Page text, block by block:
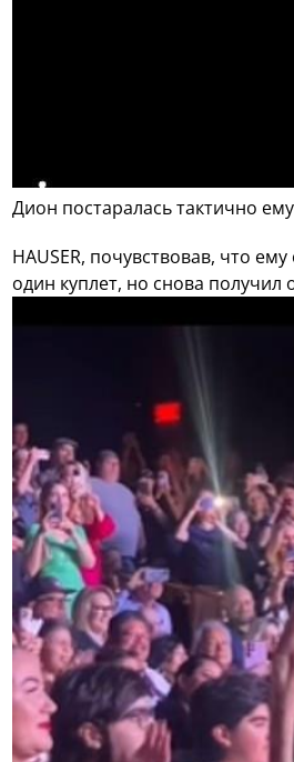
Дион постаралась тактично
HAUSER, почувствовав, что
один куплет, но снова получил